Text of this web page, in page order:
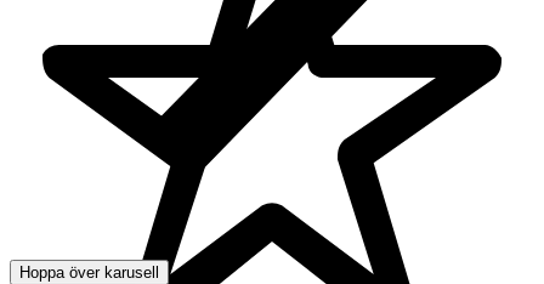
Hoppa över karusell